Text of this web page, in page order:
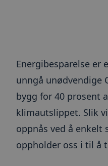
Energibesparelse er
unngå unødvendige
bygg for 40 prosent
klimautslippet. Slik
oppnås ved å enkelt
oppholder oss i til å